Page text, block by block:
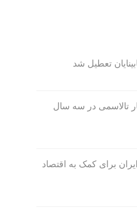
تعطیل شد
بیمار تالاسمی در سه سال
برای کمک به اقتصاد